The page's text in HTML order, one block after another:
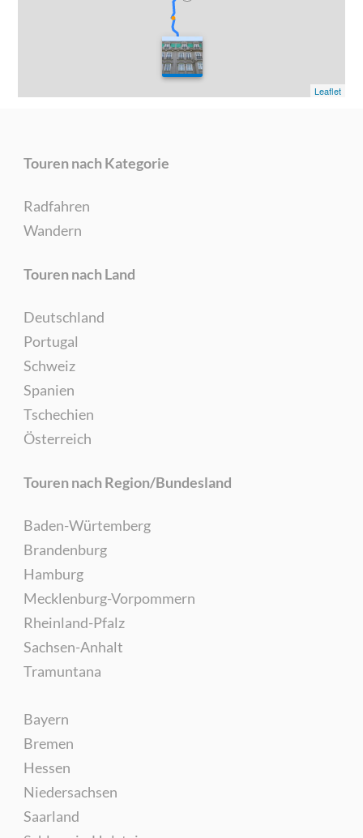
0
Leaflet
Touren nach Kategorie
Radfahren
Wandern
Touren nach Land
Deutschland
Portugal
Schweiz
Spanien
Tschechien
Österreich
Touren nach Region/Bundesland
Baden-Würtemberg
Brandenburg
Hamburg
Mecklenburg-Vorpommern
Rheinland-Pfalz
Sachsen-Anhalt
Tramuntana
Bayern
Bremen
Hessen
Niedersachsen
Saarland